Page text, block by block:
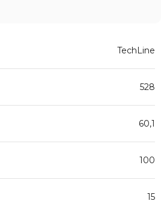
TechLine
528
60,1
100
15